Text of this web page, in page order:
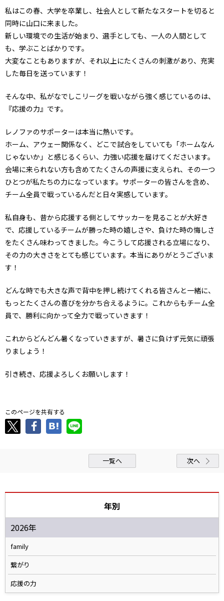
私はこの春、大学を卒業し、社会人として新たなスタートを切ると
同時に山口に来ました。
新しい環境での生活が始まり、選手としても、一人の人間として
も、学ぶことばかりです。
大変なこともありますが、それ以上にたくさんの刺激があり、充実
した毎日を送っています！
そんな中、私がなでしこリーグを戦いながら強く感じているのは、
『応援の力』です。
レノファのサポーターは本当に熱いです。
ホーム、アウェー関係なく、どこで試合をしていても「ホームなん
じゃないか」と感じるくらい、力強い応援を届けてくださいます。
会場に来られない方も含めてたくさんの声援に支えられ、その一つ
ひとつが私たちの力になっています。サポーターの皆さんを含め、
チーム全員で戦っているんだと日々実感しています。
私自身も、昔から応援する側としてサッカーを見ることが大好き
で、応援しているチームが勝った時の嬉しさや、負けた時の悔しさ
をたくさん味わってきました。今こうして応援される立場になり、
その力の大きさをとても感じています。本当にありがとうございま
す！
どんな時でも大きな声で背中を押し続けてくれる皆さんと一緒に、
もっとたくさんの喜びを分かち合えるように。これからもチーム全
員で、勝利に向かって全力で戦っていきます！
これからどんどん暑くなっていきますが、暑さに負けず元気に頑張
りましょう！
引き続き、応援よろしくお願いします！
このページを共有する
一覧へ 次へ
年別
2026年
family
繋がり
応援の力